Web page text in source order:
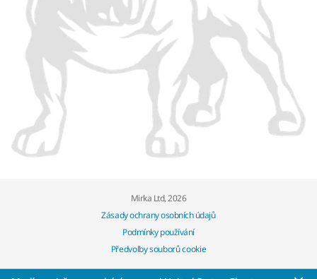
Mirka Ltd, 2026
Zásady ochrany osobních údajů
Podmínky používání
Předvolby souborů cookie